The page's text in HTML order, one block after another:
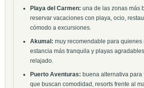
Playa del Carmen: una de las zonas más
reservar vacaciones con playa, ocio,
cómodo a excursiones.
Akumal: muy recomendable para quienes
estancia más tranquila y playas
relajado.
Puerto Aventuras: buena alternativa
que buscan comodidad, resorts frente al